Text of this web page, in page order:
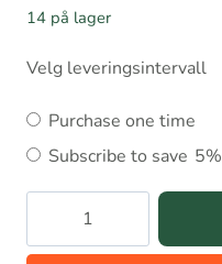
14 på lager
Velg leveringsintervall
Choose
purchase
type
Purchase one time
Subscribe to save 5%
EverClean
Litter